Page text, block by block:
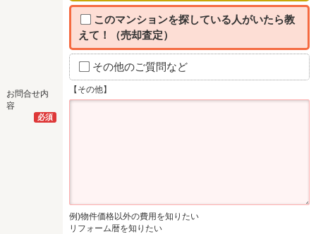
お問合せ内
容
必須
このマンションを探している人がいたら教
えて！（売却査定）
その他のご質問など
【その他】
例)物件価格以外の費用を知りたい
リフォーム暦を知りたい